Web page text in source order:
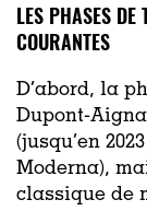
LES PHASES DE
COURANTES
D’abord, la
Dupont-
(jusqu’en
Moderna),
classique de